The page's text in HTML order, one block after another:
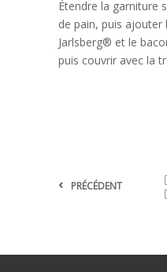
Étendre la garniture
de pain, puis
Jarlsberg® et le
puis couvrir avec la
PRÉCÉDENT